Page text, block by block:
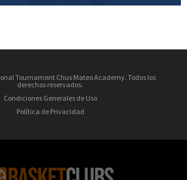
Tournament Chus Mateo Academy. Todos los
derechos reservados.
Condiciones Generales de Uso
Política de Privacidad